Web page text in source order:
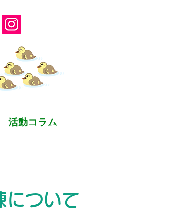
活動コラム
について